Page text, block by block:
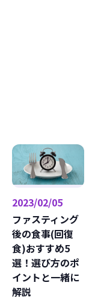
2023/02/05
ファスティング
後の食事(回復
食)おすすめ5
選！選び方のポ
イントと一緒に
解説